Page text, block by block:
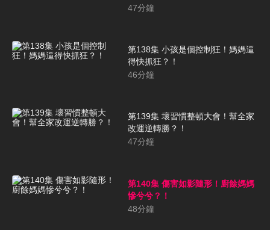
47分鐘
第138集 小孩是個控制狂！媽媽逼
得快抓狂？！
46分鐘
第139集 壞習慣整頓大會！幫全家
改運逆轉勝？！
47分鐘
第140集 傷害如影隨形！廚餘媽媽
慘兮兮？！
48分鐘